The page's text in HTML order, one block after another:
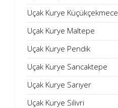
Uçak Kurye Küçükçekmece
Uçak Kurye Maltepe
Uçak Kurye Pendik
Uçak Kurye Sancaktepe
Uçak Kurye Sarıyer
Uçak Kurye Silivri